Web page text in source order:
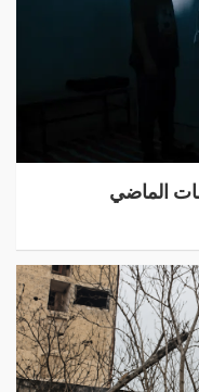
الماضي